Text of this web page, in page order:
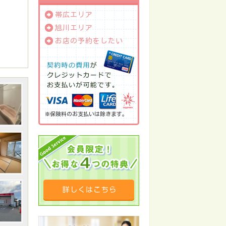
帯広エリア
旭川エリア
お店の予約をしたい
※保険料のお支払いは除きます。